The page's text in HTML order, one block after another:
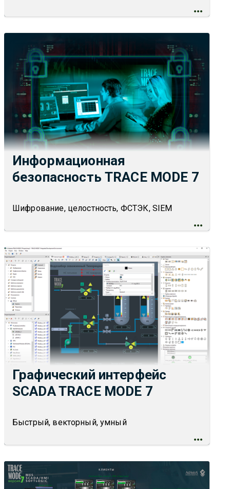
Информационная
безопасность TRACE MODE 7
Шифрование, целостность, ФСТЭК, SIEM
Графический интерфейс
SCADA TRACE MODE 7
Быстрый, векторный, умный